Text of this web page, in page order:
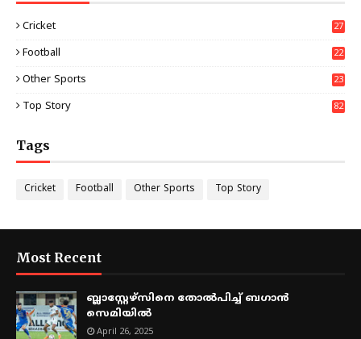
Cricket 27
Football
22
Other Sports 23
Top Story 82
Tags
Cricket Football Other Sports Top Story
Most Recent
ബ്ലാസ്റ്റേഴ്സിനെ തോൽപിച്ച് ബഗാൻ
സെമിയിൽ
April 26, 2025